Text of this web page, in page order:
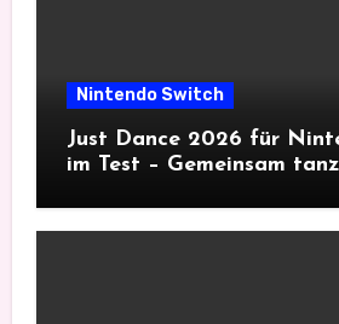
Nintendo Switch
Just Dance 2026 für
im Test – Gemeinsam